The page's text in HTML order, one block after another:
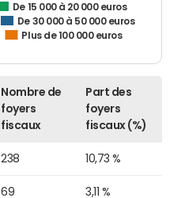
De 15 000 à 20 000 euros
De 30 000 à 50 000 euros
Plus de 100 000 euros
Nombre de
foyers
fiscaux
Part des
foyers
fiscaux (%)
238 10,73 %
69 3,11 %